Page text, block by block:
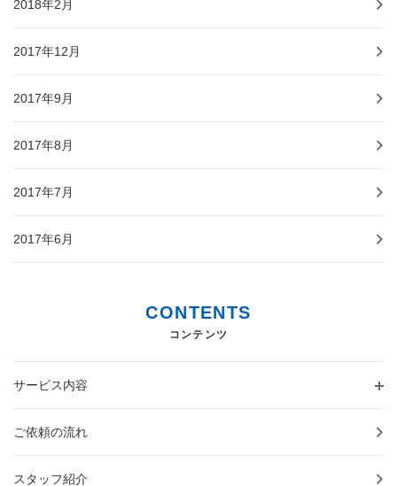
2018年2月
2017年12月
2017年9月
2017年8月
2017年7月
2017年6月
CONTENTS
コンテンツ
サービス内容
ご依頼の流れ
スタッフ紹介